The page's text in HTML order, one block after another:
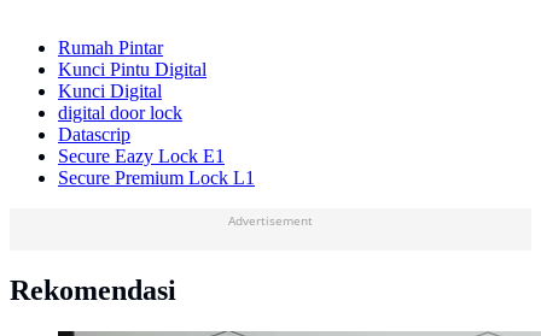
Rumah Pintar
Kunci Pintu Digital
Kunci Digital
digital door lock
Datascrip
Secure Eazy Lock E1
Secure Premium Lock L1
Advertisement
Rekomendasi